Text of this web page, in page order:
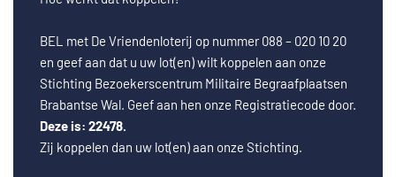
BEL met De Vriendenloterij op nummer 088 – 020 10 20
en geef aan dat u uw lot(en) wilt koppelen aan onze
Stichting Bezoekerscentrum Militaire Begraafplaatsen
Brabantse Wal. Geef aan hen onze Registratiecode door.
Deze is: 22478.
Zij koppelen dan uw lot(en) aan onze Stichting.